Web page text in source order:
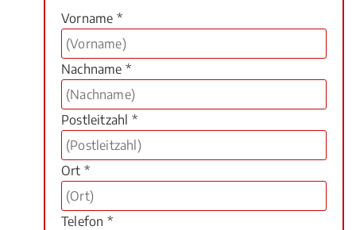
Vorname *
Nachname *
Postleitzahl *
Ort *
Telefon *